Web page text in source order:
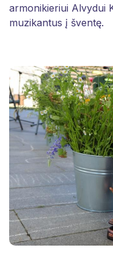
armonikieriui Alvydui
muzikantus į šventę.